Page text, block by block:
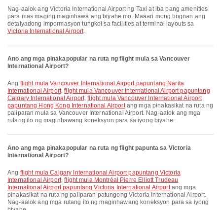
Nag-aalok ang Victoria International Airport ng Taxi at iba pang amenities
para mas maging maginhawa ang biyahe mo. Maaari mong tingnan ang
detalyadong impormasyon tungkol sa facilities at terminal layouts sa
Victoria International Airport.
Ano ang mga pinakapopular na ruta ng flight mula sa Vancouver
International Airport?
Ang flight mula Vancouver International Airport papuntang Narita
International Airport,flight mula Vancouver International Airport papuntang
Calgary International Airport,flight mula Vancouver International Airport
papuntang Hong Kong International Airportang mga pinakasikat na ruta ng
paliparan mula sa Vancouver International Airport. Nag-aalok ang mga
rutang ito ng maginhawang koneksyon para sa iyong biyahe.
Ano ang mga pinakapopular na ruta ng flight papunta sa Victoria
International Airport?
Ang flight mula Calgary International Airport papuntang Victoria
International Airport,flight mula Montréal Pierre Elliott Trudeau
International Airport papuntang Victoria International Airportang mga
pinakasikat na ruta ng paliparan patungong Victoria International Airport.
Nag-aalok ang mga rutang ito ng maginhawang koneksyon para sa iyong